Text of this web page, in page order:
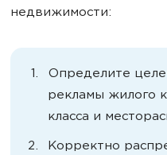
недвижимости:
Определите
рекламы жилого
класса и
Корректно